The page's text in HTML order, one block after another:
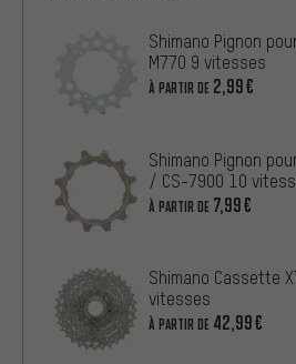
Shimano Pignon
M770 9 vitesses
À PARTIR DE 2,99€
Shimano Pignon
/ CS-7900 10
dents
À PARTIR DE 7,99€
Shimano Cassette
vitesses
À PARTIR DE 42,99€